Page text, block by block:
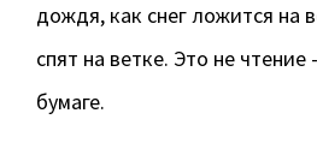
дождя, как снег ложится на
спят на ветке. Это не
бумаге.